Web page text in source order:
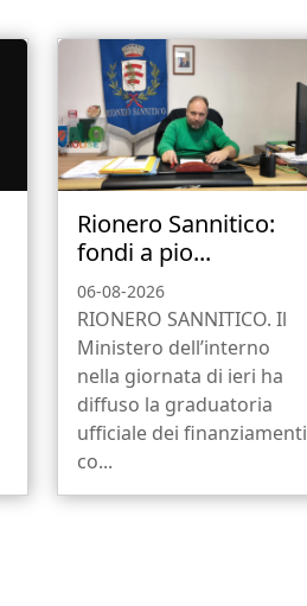
Rionero Sannitico:
fondi a pio...
06-08-2026
RIONERO SANNITICO. Il
Ministero dell’interno
nella giornata di ieri ha
diffuso la graduatoria
ufficiale dei finanziamenti
co...